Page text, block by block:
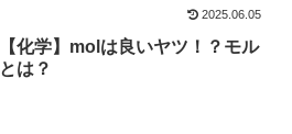
2025.06.05
【化学】molは良いヤツ！？モル
とは？